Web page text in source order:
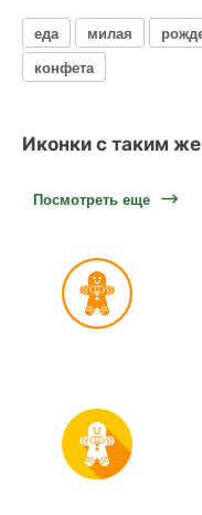
еда милая
конфета
Иконки с таким
Посмотреть еще